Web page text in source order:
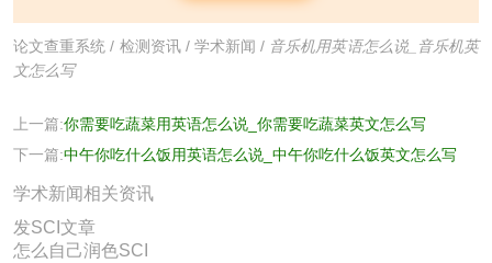
论文查重系统 / 检测资讯/ 学术新闻 / 音乐机用英语怎么说_音乐机英
文怎么写
上一篇:你需要吃蔬菜用英语怎么说_你需要吃蔬菜英文怎么写
下一篇:中午你吃什么饭用英语怎么说_中午你吃什么饭英文怎么写
学术新闻相关资讯
发SCI文章
怎么自己润色SCI